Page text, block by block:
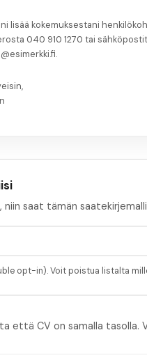
lisää kokemuksestani
040 910 1270 tai
saat tämän
opt-in). Voit poistua listalta
että CV on samalla tasolla.